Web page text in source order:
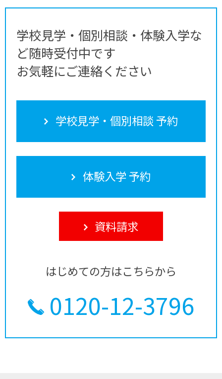
学校見学・個別相談・体験入学な
ど随時受付中です
お気軽にご連絡ください
学校見学・個別相談 予約
体験入学 予約
資料請求
はじめての方はこちらから
0120-12-3796